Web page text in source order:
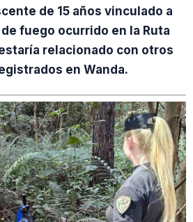
de 15 años vinculado a
fuego ocurrido en la Ruta
relacionado con otros
en Wanda.